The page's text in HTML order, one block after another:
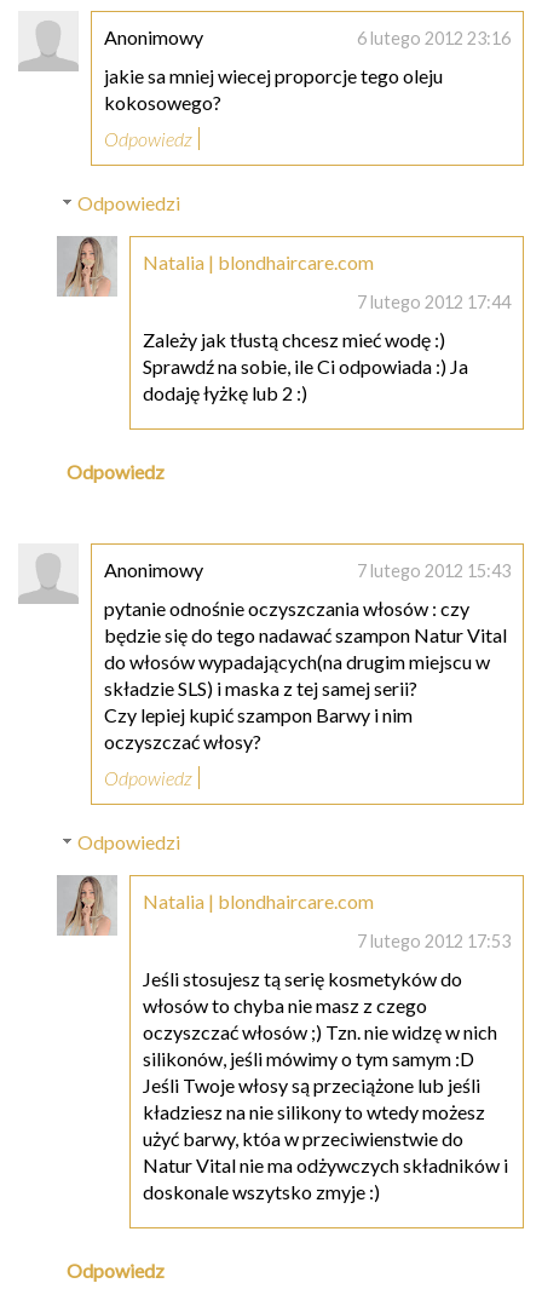
Anonimowy 6 lutego 2012 23:16
jakie sa mniej wiecej proporcje tego oleju
kokosowego?
Odpowiedz
Odpowiedzi
Natalia | blondhaircare.com
7 lutego 2012 17:44
Zależy jak tłustą chcesz mieć wodę :)
Sprawdź na sobie, ile Ci odpowiada :) Ja
dodaję łyżkę lub 2 :)
Odpowiedz
Anonimowy 7 lutego 2012 15:43
pytanie odnośnie oczyszczania włosów : czy
będzie się do tego nadawać szampon Natur Vital
do włosów wypadających(na drugim miejscu w
składzie SLS) i maska z tej samej serii?
Czy lepiej kupić szampon Barwy i nim
oczyszczać włosy?
Odpowiedz
Odpowiedzi
Natalia | blondhaircare.com
7 lutego 2012 17:53
Jeśli stosujesz tą serię kosmetyków do
włosów to chyba nie masz z czego
oczyszczać włosów ;) Tzn. nie widzę w nich
silikonów, jeśli mówimy o tym samym :D
Jeśli Twoje włosy są przeciążone lub jeśli
kładziesz na nie silikony to wtedy możesz
użyć barwy, któa w przeciwienstwie do
Natur Vital nie ma odżywczych składników i
doskonale wszytsko zmyje :)
Odpowiedz